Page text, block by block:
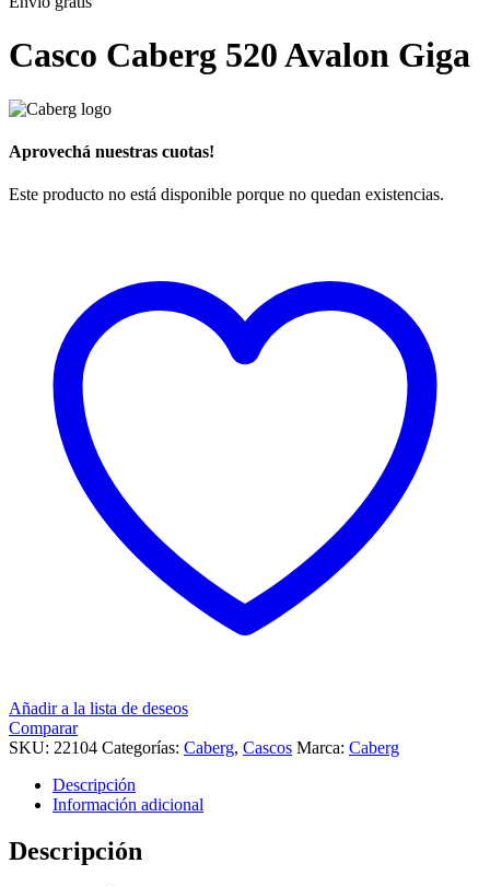
Casco Caberg 520 Avalon Giga
Aprovechá nuestras cuotas!
Este producto no está disponible porque no quedan existencias.
Añadir a la lista de deseos
Comparar
SKU: 22104 Categorías: Caberg, Cascos Marca: Caberg
Descripción
Información adicional
Descripción